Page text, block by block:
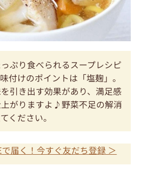
ぷり食べられるスープレシピ
付けのポイントは「塩麹」。
引き出す効果があり、満足感
がりますよ♪野菜不足の解消
ください。
届く！今すぐ友だち登録 ＞